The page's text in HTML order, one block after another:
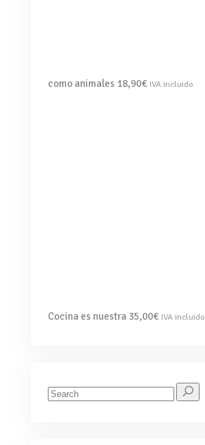
como animales 18,90€ IVA incluido
Cocina es nuestra 35,00€ IVA incluido
Search